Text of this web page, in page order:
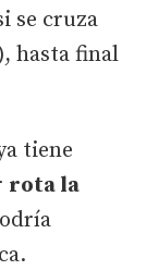
se cruza
hasta final
tiene
rota la